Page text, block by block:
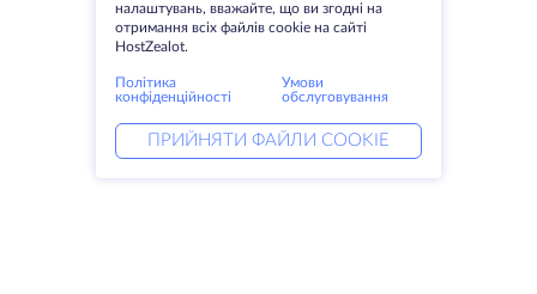
налаштувань, вважайте, що ви згодні на
отримання всіх файлів cookie на сайті
HostZealot.
Політика
конфіденційності
Умови
обслуговування
ПРИЙНЯТИ ФАЙЛИ COOKIE